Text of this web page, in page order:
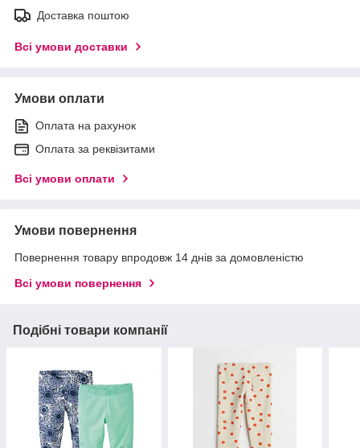
Доставка поштою
Всі умови доставки
Умови оплати
Оплата на рахунок
Оплата за реквізитами
Всі умови оплати
Умови повернення
Повернення товару впродовж 14 днів за домовленістю
Всі умови повернення
Подібні товари компанії